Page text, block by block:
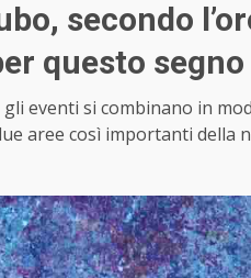
secondo
questo
eventi si combinano in
aree così importanti della